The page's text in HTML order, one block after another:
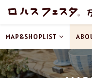
MAP&SHOPLIST